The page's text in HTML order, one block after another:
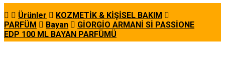
Ürünler
KOZMETİK & KİŞİSEL BAKIM
PARFÜM
Bayan
GİORGİO ARMANİ Sİ PASSİONE
EDP 100 ML BAYAN PARFÜMÜ